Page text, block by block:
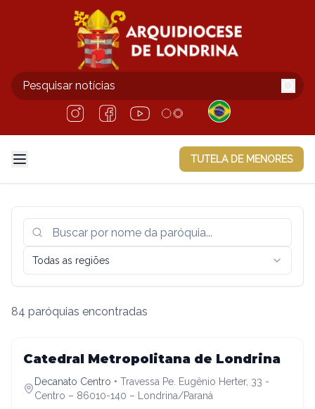
TUTELA DE MENORES
Todas as regiões
84 paróquias encontradas
Decanato Centro
Catedral Metropolitana de Londrina
Decanato Centro • Travessa Pe. Eugênio Herter, 33 -
Centro – 86010-140 – Londrina/Paraná